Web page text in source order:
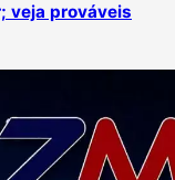
veja prováveis